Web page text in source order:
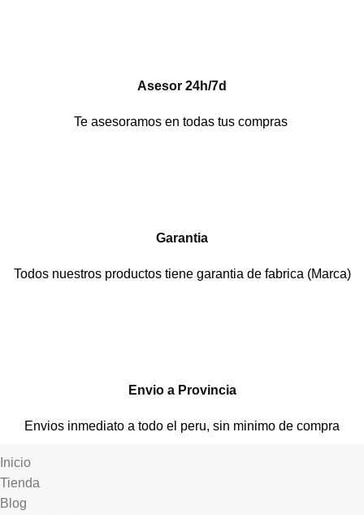
Asesor 24h/7d
Te asesoramos en todas tus compras
Garantia
Todos nuestros productos tiene garantia de fabrica (Marca)
Envio a Provincia
Envios inmediato a todo el peru, sin minimo de compra
Inicio
Tienda
Blog